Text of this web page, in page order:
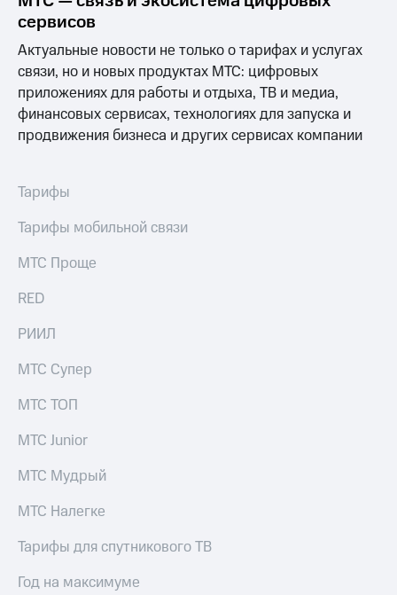
сервисов
Актуальные новости не только о тарифах и услугах
связи, но и новых продуктах МТС: цифровых
приложениях для работы и отдыха, ТВ и медиа,
финансовых сервисах, технологиях для запуска и
продвижения бизнеса и других сервисах компании
Тарифы
Тарифы мобильной связи
МТС Проще
RED
РИИЛ
МТС Супер
МТС ТОП
МТС Junior
МТС Мудрый
МТС Налегке
Тарифы для спутникового ТВ
Год на максимуме